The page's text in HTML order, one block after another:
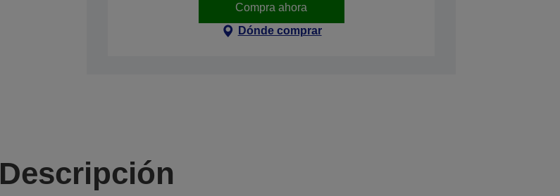
Compra ahora
Dónde comprar
Descripción